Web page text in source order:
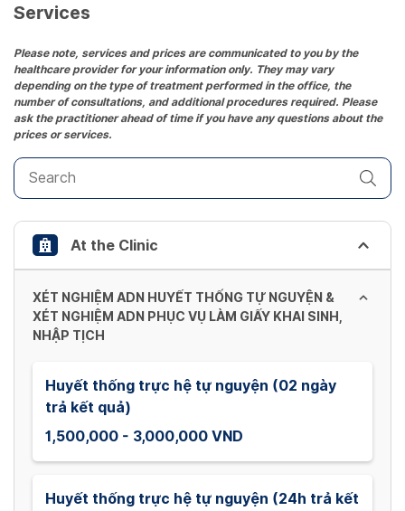
date.
the
question
mark
key
to
get
the
keyboard
shortcuts
for
changing
dates.
Services
Please note, services and prices are communicated to you by the
healthcare provider for your information only. They may vary
depending on the type of treatment performed in the office, the
number of consultations, and additional procedures required. Please
ask the practitioner ahead of time if you have any questions about the
prices or services.
At the Clinic
XÉT NGHIỆM ADN HUYẾT THỐNG TỰ NGUYỆN &
XÉT NGHIỆM ADN PHỤC VỤ LÀM GIẤY KHAI SINH,
NHẬP TỊCH
Huyết thống trực hệ tự nguyện (02 ngày
trả kết quả)
1,500,000 - 3,000,000 VND
Huyết thống trực hệ tự nguyện (24h trả kết